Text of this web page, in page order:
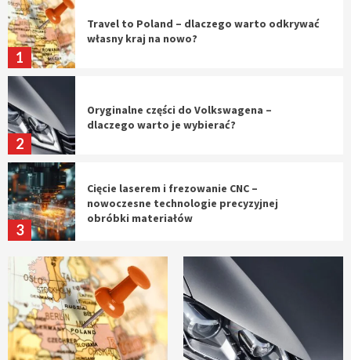
1
Travel to Poland – dlaczego warto odkrywać
własny kraj na nowo?
2
Oryginalne części do Volkswagena –
dlaczego warto je wybierać?
3
Cięcie laserem i frezowanie CNC –
nowoczesne technologie precyzyjnej
obróbki materiałów
4
Czy sztuczna inteligencja wyprze pracę
geodety w przyszłości?